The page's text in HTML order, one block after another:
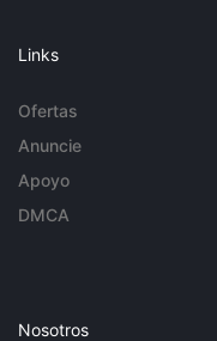
Links
Ofertas
Anuncie
Apoyo
DMCA
Nosotros